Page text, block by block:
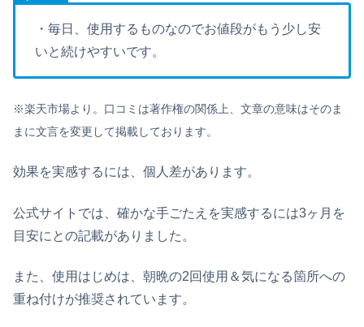
・毎日、使用するものなのでお値段がもう少し安
いと続けやすいです。
※楽天市場より。口コミは著作権の関係上、文章の意味はそのま
まに文言を変更して掲載しております。
効果を実感するには、個人差があります。
公式サイトでは、確かな手ごたえを実感するには3ヶ月を
目安にとの記載がありました。
また、使用はじめは、朝晩の2回使用＆気になる箇所への
重ね付けが推奨されています。